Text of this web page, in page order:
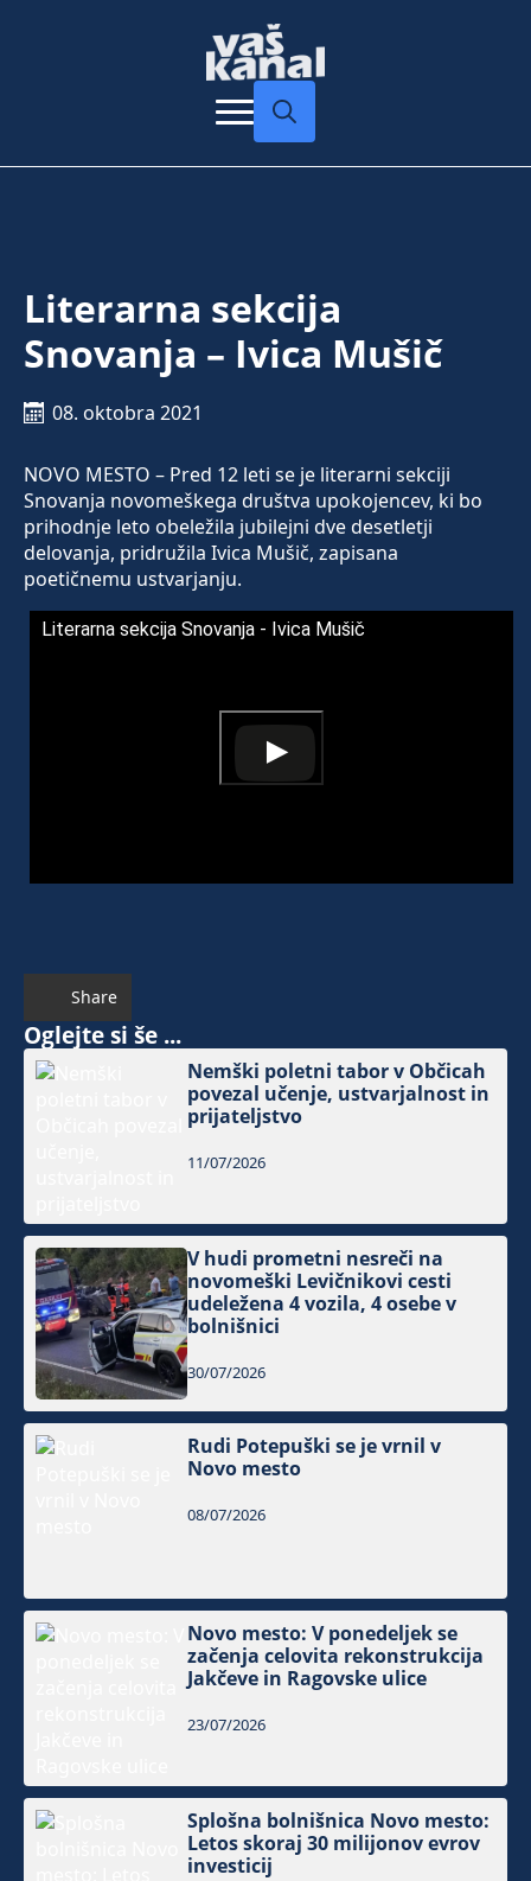
Literarna sekcija
Snovanja – Ivica Mušič
08. oktobra 2021
NOVO MESTO – Pred 12 leti se je literarni sekciji
Snovanja novomeškega društva upokojencev, ki bo
prihodnje leto obeležila jubilejni dve desetletji
delovanja, pridružila Ivica Mušič, zapisana
poetičnemu ustvarjanju.
Literarna sekcija Snovanja - Ivica Mušič
Share
Oglejte si še ...
Nemški poletni tabor v Občicah
povezal učenje, ustvarjalnost in
prijateljstvo
11/07/2026
V hudi prometni nesreči na
novomeški Levičnikovi cesti
udeležena 4 vozila, 4 osebe v
bolnišnici
30/07/2026
Rudi Potepuški se je vrnil v
Novo mesto
08/07/2026
Novo mesto: V ponedeljek se
začenja celovita rekonstrukcija
Jakčeve in Ragovske ulice
23/07/2026
Splošna bolnišnica Novo mesto:
Letos skoraj 30 milijonov evrov
investicij